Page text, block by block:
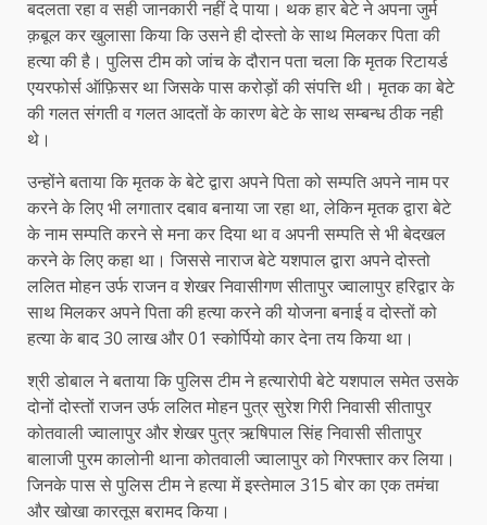
बदलता रहा व सही जानकारी नहीं दे पाया। थक हार बेटे ने अपना जुर्म
क़बूल कर खुलासा किया कि उसने ही दोस्तो के साथ मिलकर पिता की
हत्या की है। पुलिस टीम को जांच के दौरान पता चला कि मृतक रिटायर्ड
एयरफोर्स ऑफ़िसर था जिसके पास करोड़ों की संपत्ति थी। मृतक का बेटे
की गलत संगती व गलत आदतों के कारण बेटे के साथ सम्बन्ध ठीक नही
थे।
उन्होंने बताया कि मृतक के बेटे द्वारा अपने पिता को सम्पति अपने नाम पर
करने के लिए भी लगातार दबाव बनाया जा रहा था, लेकिन मृतक द्वारा बेटे
के नाम सम्पति करने से मना कर दिया था व अपनी सम्पति से भी बेदखल
करने के लिए कहा था। जिससे नाराज बेटे यशपाल द्वारा अपने दोस्तो
ललित मोहन उर्फ राजन व शेखर निवासीगण सीतापुर ज्वालापुर हरिद्वार के
साथ मिलकर अपने पिता की हत्या करने की योजना बनाई व दोस्तों को
हत्या के बाद 30 लाख और 01 स्कोर्पियो कार देना तय किया था।
श्री डोबाल ने बताया कि पुलिस टीम ने हत्यारोपी बेटे यशपाल समेत उसके
दोनों दोस्तों राजन उर्फ ललित मोहन पुत्र सुरेश गिरी निवासी सीतापुर
कोतवाली ज्वालापुर और शेखर पुत्र ऋषिपाल सिंह निवासी सीतापुर
बालाजी पुरम कालोनी थाना कोतवाली ज्वालापुर को गिरफ्तार कर लिया।
जिनके पास से पुलिस टीम ने हत्या में इस्तेमाल 315 बोर का एक तमंचा
और खोखा कारतूस बरामद किया।